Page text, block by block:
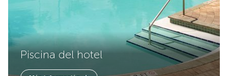
Piscina del hotel